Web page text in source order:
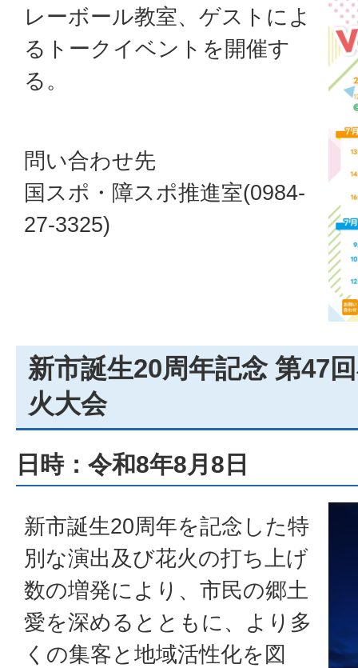
レーボール教室、ゲストによ
るトークイベントを開催す
る。
問い合わせ先
国スポ・障スポ推進室(0984-
27-3325)
新市誕生20周年記念 第47
火大会
日時：令和8年8月8日
新市誕生20周年を記念した特
別な演出及び花火の打ち上げ
数の増発により、市民の郷土
愛を深めるとともに、より多
くの集客と地域活性化を図